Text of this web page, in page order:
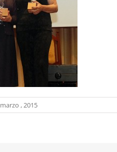
, 2015